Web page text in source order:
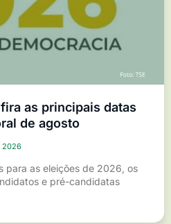
as principais datas
de agosto
2026
para as eleições de 2026, os
e pré-candidatas